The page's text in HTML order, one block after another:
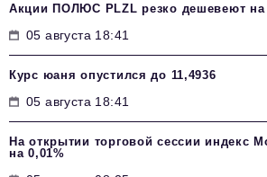
Акции ПОЛЮС PLZL резко дешевеют
05 августа 18:41
Курс юаня опустился до 11,4936
05 августа 18:41
На открытии торговой сессии индекс
на 0,01%